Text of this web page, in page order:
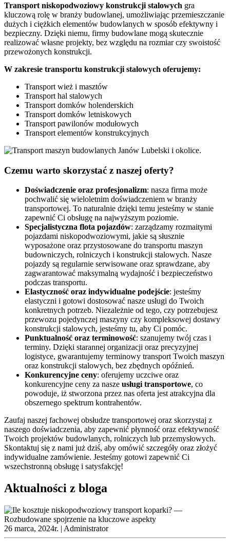
Transport niskopodwoziowy konstrukcji stalowych gra
kluczową rolę w branży budowlanej, umożliwiając przemieszczanie
dużych i ciężkich elementów budowlanych w sposób efektywny i
bezpieczny. Dzięki niemu, firmy budowlane mogą skutecznie
realizować własne projekty, bez względu na rozmiar czy swoistość
przewożonych konstrukcji.
W zakresie transportu konstrukcji stalowych oferujemy:
Transport wież i masztów
Transport hal stalowych
Transport domków holenderskich
Transport domków letniskowych
Transport pawilonów modułowych
Transport elementów konstrukcyjnych
Czemu warto skorzystać z naszej oferty?
Doświadczenie oraz profesjonalizm: nasza firma może
pochwalić się wieloletnim doświadczeniem w branży
transportowej. To naturalnie dzięki temu jesteśmy w stanie
zapewnić Ci obsługę na najwyższym poziomie.
Specjalistyczna flota pojazdów: zarządzamy rozmaitymi
pojazdami niskopodwoziowymi, jakie są słusznie
wyposażone oraz przystosowane do transportu maszyn
budowniczych, rolniczych i konstrukcji stalowych. Nasze
pojazdy są regularnie serwisowane oraz sprawdzane, aby
zagwarantować maksymalną wydajność i bezpieczeństwo
podczas transportu.
Elastyczność oraz indywidualne podejście: jesteśmy
elastyczni i gotowi dostosować nasze usługi do Twoich
konkretnych potrzeb. Niezależnie od tego, czy potrzebujesz
przewozu pojedynczej maszyny czy kompleksowej dostawy
konstrukcji stalowych, jesteśmy tu, aby Ci pomóc.
Punktualność oraz terminowość: szanujemy twój czas i
terminy. Dzięki starannej organizacji oraz precyzyjnej
logistyce, gwarantujemy terminowy transport Twoich maszyn
oraz konstrukcji stalowych, bez zbędnych opóźnień.
Konkurencyjne ceny: oferujemy uczciwe oraz
konkurencyjne ceny za nasze usługi transportowe, co
powoduje, iż stworzona przez nas oferta jest atrakcyjna dla
obszernego spektrum kontrahentów.
Zaufaj naszej fachowej obsłudze transportowej oraz skorzystaj z
naszego doświadczenia, aby zapewnić płynność oraz efektywność
Twoich projektów budowlanych, rolniczych lub przemysłowych.
Skontaktuj się z nami już dziś, aby omówić szczegóły oraz złożyć
indywidualne zamówienie. Jesteśmy gotowi zapewnić Ci
wszechstronną obsługę i satysfakcję!
Aktualności z bloga
26 marca, 2024r. | Administrator